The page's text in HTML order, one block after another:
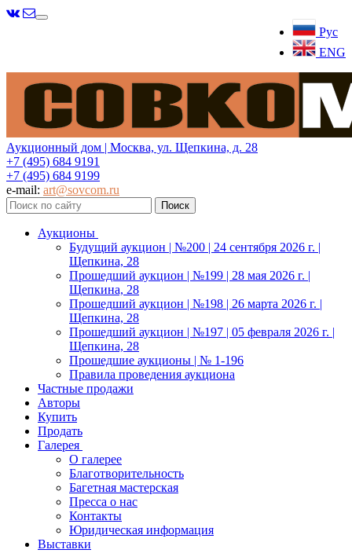
Рус
ENG
Меню
Аукционный дом | Москва, ул. Щепкина, д. 28
+7 (495) 684 9191
+7 (495) 684 9199
e-mail: art@sovcom.ru
Аукционы
Будущий аукцион | №200 | 24 сентября 2026 г. |
Щепкина, 28
Прошедший аукцион | №199 | 28 мая 2026 г. |
Щепкина, 28
Прошедший аукцион | №198 | 26 марта 2026 г. |
Щепкина, 28
Прошедший аукцион | №197 | 05 февраля 2026 г. |
Щепкина, 28
Прошедшие аукционы | № 1-196
Правила проведения аукциона
Частные продажи
Авторы
Купить
Продать
Галерея
О галерее
Благотворительность
Багетная мастерская
Пресса о нас
Контакты
Юридическая информация
Выставки